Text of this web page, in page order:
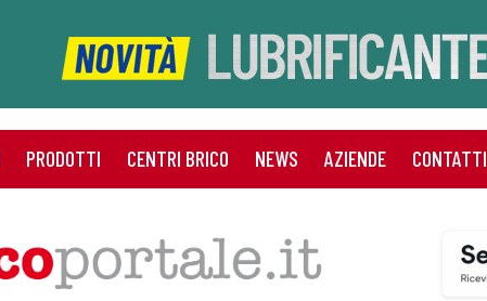
PRODOTTI CENTRI BRICO NEWS AZIENDE CONTATTI